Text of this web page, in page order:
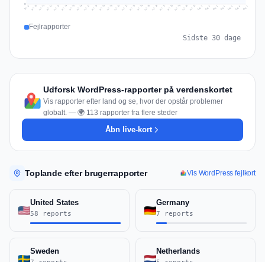
Jul 9 Jul 10 Jul 11 Jul 12 Jul 13 Jul 14 Jul 15 Jul 16 Jul 17 Jul 18 Jul 19 Jul 20 Jul 21 Jul 22 Jul 23 Jul 24 Jul 25 Jul 26 Jul 27 Jul 28 Jul 29 Jul 30 Jul 31 Aug 1 Aug 2 Aug 3 Aug 4 Aug 5 Aug 6 Aug 7
Fejlrapporter
Sidste 30 dage
Udforsk WordPress-rapporter på verdenskortet
Vis rapporter efter land og se, hvor der opstår problemer
globalt. — 🌍 113 rapporter fra flere steder
Åbn live-kort
Toplande efter brugerrapporter Vis WordPress fejlkort
United States
58 reports
Germany
7 reports
Sweden Netherlands